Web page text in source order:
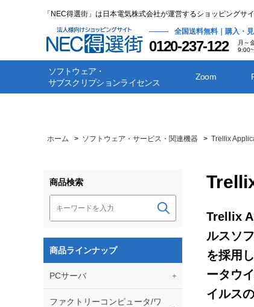
「NEC得選街」は日本電気株式会社が運営するショッピングサイ
全国送料無料｜購入・
0120-237-122
月～
ソフトウェア・
サブスクリプションライセンス
Zoom
ホーム > ソフトウェア・サービス・関連機器 > Trellix
商品検索
商品ラインナップ
PCサーバ
ファクトリーコンピュータ/ワ
Trellix
ルスソ
を採用
ータウ
イルス